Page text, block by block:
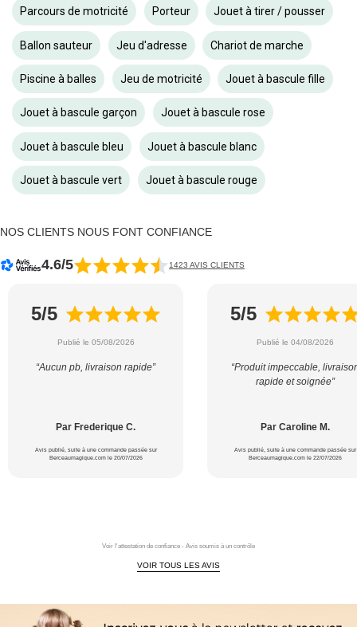
Parcours de motricité Porteur Jouet à tirer / pousser
Ballon sauteur Jeu d'adresse Chariot de marche
Piscine à balles Jeu de motricité Jouet à bascule fille
Jouet à bascule garçon Jouet à bascule rose
Jouet à bascule bleu Jouet à bascule blanc
Jouet à bascule vert Jouet à bascule rouge
NOS CLIENTS NOUS FONT CONFIANCE
4.6/5 1423 AVIS CLIENTS
5/5
Publié le 05/08/2026
“Aucun pb, livraison rapide”
Par Frederique C.
Avis publié, suite à une commande passée sur
Berceaumagique.com le 20/07/2026
5/5
Publié le 04/08/2026
“Produit impeccable,
rapide et soignée”
Par Caroline M.
Avis publié, suite à une commande passée sur
Berceaumagique.com le 22/07/2026
Voir l'attestation de confiance - Avis soumis à un contrôle
VOIR TOUS LES AVIS